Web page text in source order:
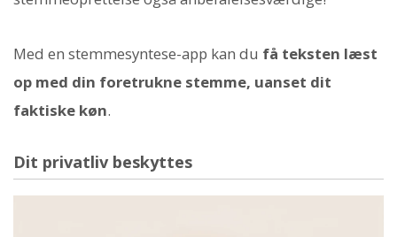
Med en stemmesyntese-app kan du få teksten læst
op med din foretrukne stemme, uanset dit
faktiske køn.
Dit privatliv beskyttes